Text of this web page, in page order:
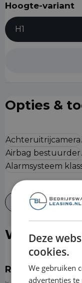
Hoogte-variant
H1
Opties &
Achteruitrijcamera
Airbag bestuurder
Alarmsysteem
Alles bekijken
Wat is er
Reparatie &
Deze
cookies.
We gebruiken
advertenties